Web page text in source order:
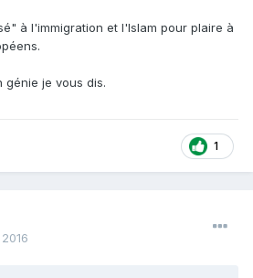
à l'immigration et l'Islam pour plaire à
génie je vous dis.
1